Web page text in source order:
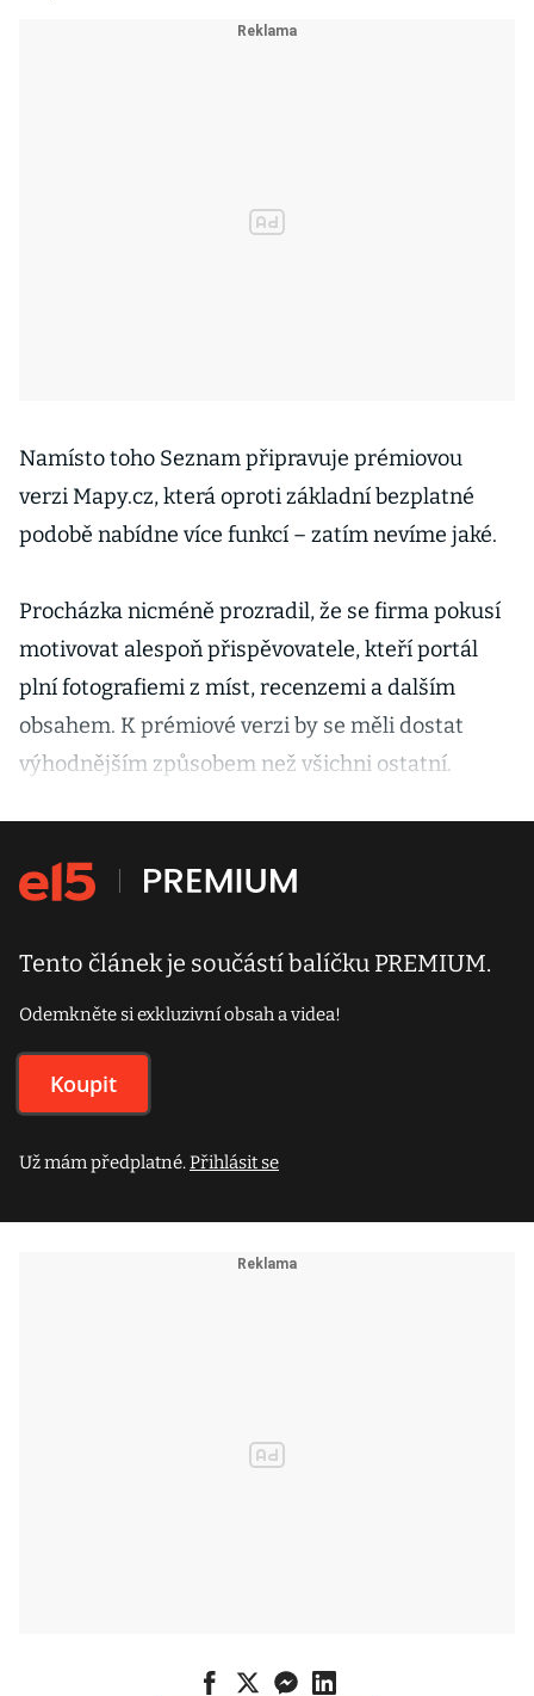
Namísto toho Seznam připravuje prémiovou
verzi Mapy.cz, která oproti základní bezplatné
podobě nabídne více funkcí – zatím nevíme jaké.
Procházka nicméně prozradil, že se firma pokusí
motivovat alespoň přispěvovatele, kteří portál
plní fotografiemi z míst, recenzemi a dalším
obsahem. K prémiové verzi by se měli dostat
výhodnějším způsobem než všichni ostatní.
Tento článek je součástí balíčku PREMIUM.
Odemkněte si exkluzivní obsah a videa!
Koupit
Už mám předplatné.Přihlásit se